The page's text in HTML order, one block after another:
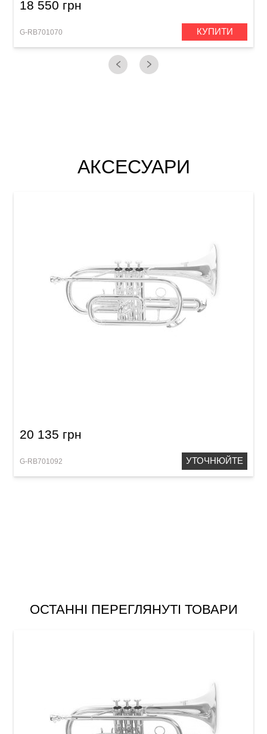
18 550 грн
G-RB701070 КУПИТИ
АКСЕСУАРИ
20 135 грн
G-RB701092 УТОЧНЮЙТЕ
ОСТАННІ ПЕРЕГЛЯНУТІ ТОВАРИ